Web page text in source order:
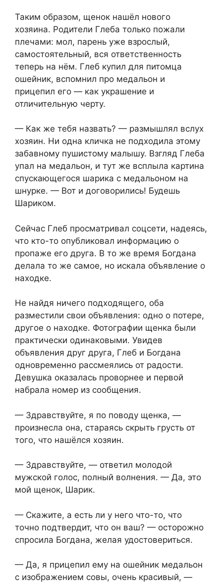
Таким образом, щенок нашёл нового
хозяина. Родители Глеба только пожали
плечами: мол, парень уже взрослый,
самостоятельный, вся ответственность
теперь на нём. Глеб купил для питомца
ошейник, вспомнил про медальон и
прицепил его — как украшение и
отличительную черту.
— Как же тебя назвать? — размышлял вслух
хозяин. Ни одна кличка не подходила этому
забавному пушистому малышу. Взгляд Глеба
упал на медальон, и тут же всплыла картина
спускающегося шарика с медальоном на
шнурке. — Вот и договорились! Будешь
Шариком.
Сейчас Глеб просматривал соцсети, надеясь,
что кто-то опубликовал информацию о
пропаже его друга. В то же время Богдана
делала то же самое, но искала объявление о
находке.
Не найдя ничего подходящего, оба
разместили свои объявления: одно о потере,
другое о находке. Фотографии щенка были
практически одинаковыми. Увидев
объявления друг друга, Глеб и Богдана
одновременно рассмеялись от радости.
Девушка оказалась проворнее и первой
набрала номер из сообщения.
— Здравствуйте, я по поводу щенка, —
произнесла она, стараясь скрыть грусть от
того, что нашёлся хозяин.
— Здравствуйте, — ответил молодой
мужской голос, полный волнения. — Да, это
мой щенок, Шарик.
— Скажите, а есть ли у него что-то, что
точно подтвердит, что он ваш? — осторожно
спросила Богдана, желая удостовериться.
— Да, я прицепил ему на ошейник медальон
с изображением совы, очень красивый, —